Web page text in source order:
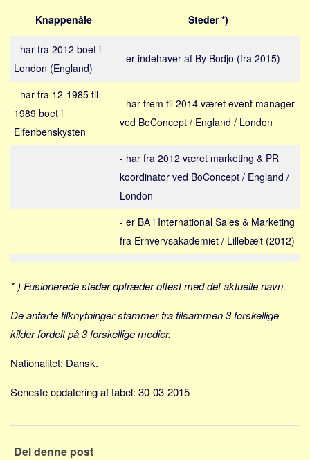
Spanien
Sverige
Norge
Thailand
Italien
Grækenland
Job
Investering
Pension og opsparing
Forbrug
Social sikring og sundhed
Alle
Aspekter
Køb og salg
Knappenåle Steder *)
- har fra 2012 boet i
London (England)
- er indehaver af By Bodjo (fra 2015)
- har fra 12-1985 til
1989 boet i
Elfenbenskysten
- har frem til 2014 været event manager
ved BoConcept / England / London
- har fra 2012 været marketing & PR
koordinator ved BoConcept / England /
London
- er BA i International Sales & Marketing
fra Erhvervsakademiet / Lillebælt (2012)
* ) Fusionerede steder optræder oftest med det aktuelle navn.
De anførte tilknytninger stammer fra tilsammen 3 forskellige
kilder fordelt på 3 forskellige medier.
Nationalitet: Dansk.
Seneste opdatering af tabel: 30-03-2015
Del denne post